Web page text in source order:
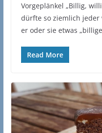
Vorgeplänkel „Billig,
dürfte so ziemlich jeder
er oder sie etwas
Read More